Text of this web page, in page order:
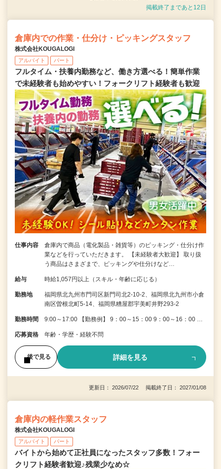
掲載終了まであと12日
倉庫内での作業・仕分け・ピッキングスタッフ
株式会社KOUGALOGI
アルバイト パート
フルタイム・扶養内勤務など、働き方選べる！簡単作業
で未経験者も始めやすい！フォークリフト経験者も歓迎
仕事内容
倉庫内で商品（電化製品・雑貨等）のピッキング・仕分け作
業などを行っていただきます。 【未経験者大歓迎】 取り扱
う商品はさまざまで、ピッキングや仕分けなど…
給与 時給1,057円以上（スキル・年齢に応じる）
勤務地
福岡県北九州市門司区新門司北2-10-2、福岡県北九州市小倉
南区曽根北町5-14、福岡県糟屋郡宇美町井野293-2
勤務時間 9:00～17:00 【勤務例】 9：00～15：00 9：00～16：00 …
応募資格 年齢・学歴・経験不問
後で見る 詳細を見る
更新日： 2026/07/22 掲載終了日： 2027/01/08
倉庫内の軽作業スタッフ
株式会社KOUGALOGI
アルバイト パート
バイトから始めて正社員になったスタッフ多数！フォー
クリフト経験者歓迎♪残業少なめ☆